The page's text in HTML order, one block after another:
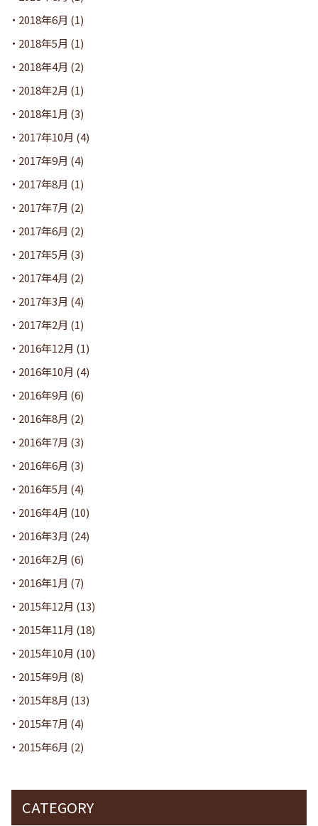
2018年6月 (1)
2018年5月 (1)
2018年4月 (2)
2018年2月 (1)
2018年1月 (3)
2017年10月 (4)
2017年9月 (4)
2017年8月 (1)
2017年7月 (2)
2017年6月 (2)
2017年5月 (3)
2017年4月 (2)
2017年3月 (4)
2017年2月 (1)
2016年12月 (1)
2016年10月 (4)
2016年9月 (6)
2016年8月 (2)
2016年7月 (3)
2016年6月 (3)
2016年5月 (4)
2016年4月 (10)
2016年3月 (24)
2016年2月 (6)
2016年1月 (7)
2015年12月 (13)
2015年11月 (18)
2015年10月 (10)
2015年9月 (8)
2015年8月 (13)
2015年7月 (4)
2015年6月 (2)
CATEGORY